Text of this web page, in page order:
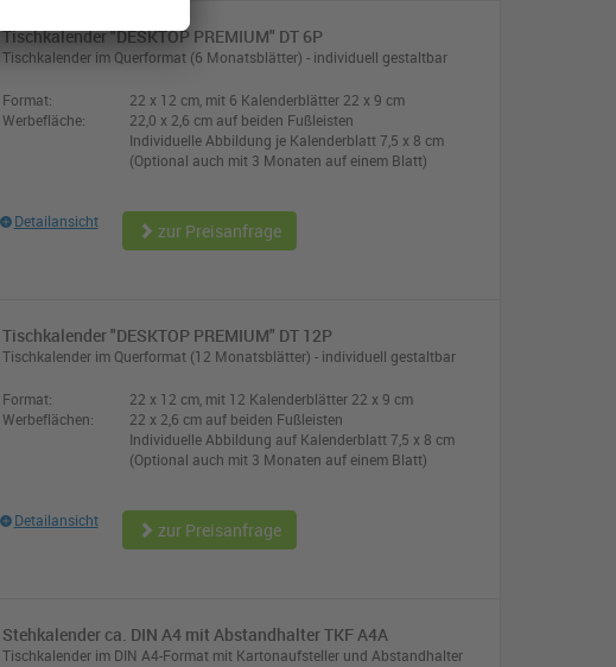
Tischkalender "DESKTOP PREMIUM" DT 6P
Tischkalender im Querformat (6 Monatsblätter) - individuell gestaltbar
Format:
22 x 12 cm, mit 6 Kalenderblätter 22 x 9 cm
Werbefläche:
22,0 x 2,6 cm auf beiden Fußleisten
Individuelle Abbildung je Kalenderblatt 7,5 x 8 cm
(Optional auch mit 3 Monaten auf einem Blatt)
Detailansicht zur Preisanfrage
Tischkalender "DESKTOP PREMIUM" DT 12P
Tischkalender im Querformat (12 Monatsblätter) - individuell gestaltbar
Format:
22 x 12 cm, mit 12 Kalenderblätter 22 x 9 cm
Werbeflächen:
22 x 2,6 cm auf beiden Fußleisten
Individuelle Abbildung auf Kalenderblatt 7,5 x 8 cm
(Optional auch mit 3 Monaten auf einem Blatt)
Detailansicht zur Preisanfrage
Stehkalender ca. DIN A4 mit Abstandhalter TKF A4A
Tischkalender im DIN A4-Format mit Kartonaufsteller und Abstandhalter